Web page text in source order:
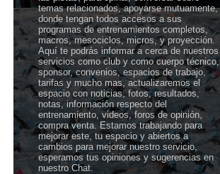
temas relacionados, apoyarse mutuamente,
donde tengan todos accesos a sus
programas de entrenamientos completos,
macros, mesociclos, micros, y proyección.
Aquí te podrás informar a cerca de nuestros
servicios como club y como cuerpo técnico,
sponsor, convenios, espacios de trabajo,
tarifas y mucho mas, actualizaremos el
espacio con noticias, fotos, resultados,
notas, información respecto del
entrenamiento, videos, foros de opinión,
compra venta. Estamos trabajando para
mejorar este, tu espacio y abiertos a
cambios para mejorar nuestro servicio,
esperamos tus opiniones y sugerencias en
nuestro Chat.